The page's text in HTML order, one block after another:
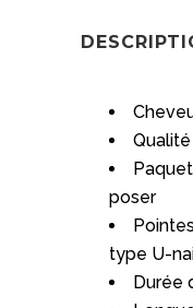
Qualité
poser
type U-
Durée